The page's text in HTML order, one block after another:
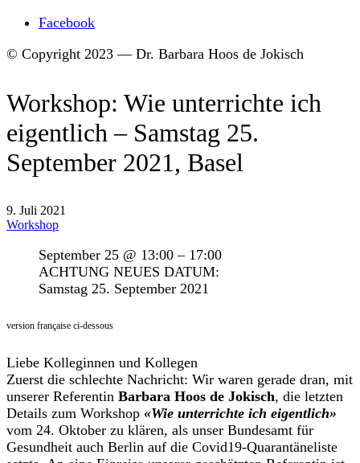
Facebook
© Copyright 2023 — Dr. Barbara Hoos de Jokisch
Workshop: Wie unterrichte ich
eigentlich – Samstag 25.
September 2021, Basel
9. Juli 2021
Workshop
September 25 @ 13:00 – 17:00
ACHTUNG NEUES DATUM:
Samstag 25. September 2021
version française ci-dessous
Liebe Kolleginnen und Kollegen
Zuerst die schlechte Nachricht: Wir waren gerade dran, mit
unserer Referentin Barbara Hoos de Jokisch, die letzten
Details zum Workshop «Wie unterrichte ich eigentlich»
vom 24. Oktober zu klären, als unser Bundesamt für
Gesundheit auch Berlin auf die Covid19-Quarantäneliste